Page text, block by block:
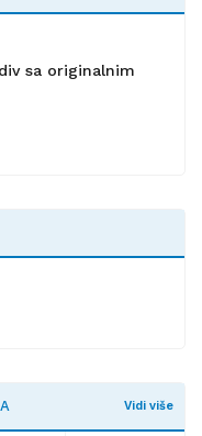
sa originalnim
Vidi više